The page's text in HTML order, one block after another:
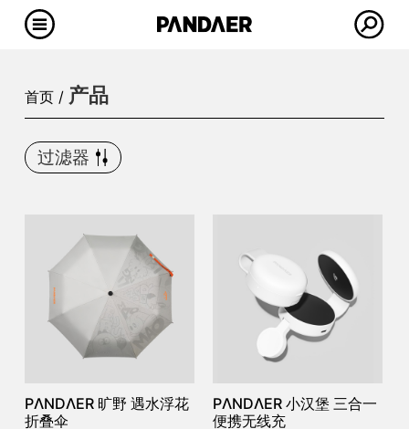
首页 / 产品
过滤器
PΛNDΛER 旷野 遇水浮花
折叠伞
PΛNDΛER 小汉堡 三合一
便携无线充